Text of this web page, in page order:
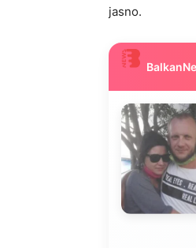
jasno.